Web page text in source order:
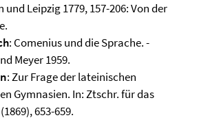
und Leipzig 1779, 157-206: Von der
: Comenius und die Sprache. -
Meyer 1959.
: Zur Frage der lateinischen
Gymnasien. In: Ztschr. für das
653-659.